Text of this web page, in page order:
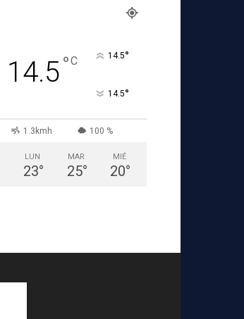
14.5°C 14.5°
14.5°
1.3kmh 100 %
LUN
23°
MAR
25°
MIÉ
20°